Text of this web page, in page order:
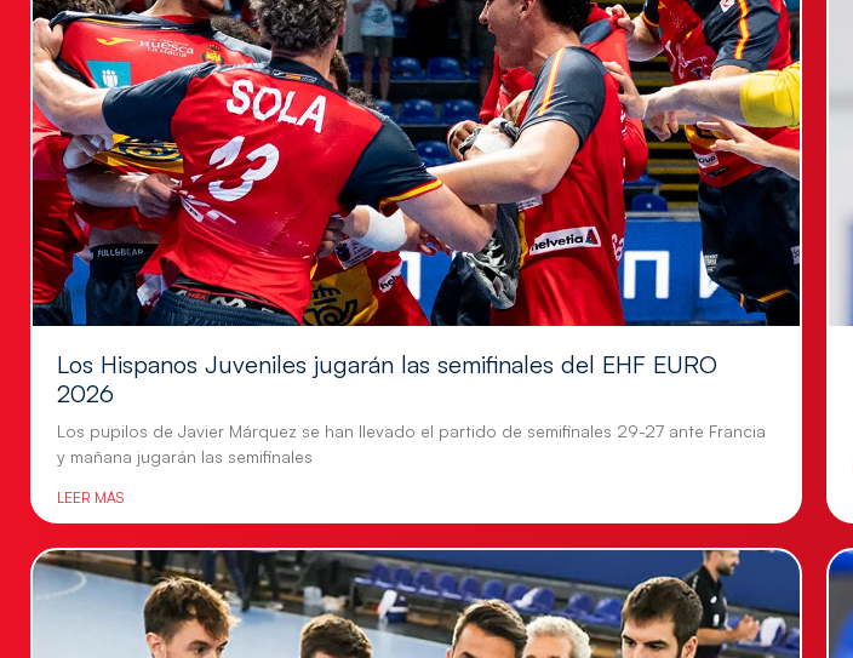
Los Hispanos Juveniles jugarán las semifinales del EHF EURO
2026
Los pupilos de Javier Márquez se han llevado el partido de semifinales 29-27 ante Francia
y mañana jugarán las semifinales
LEER MÁS